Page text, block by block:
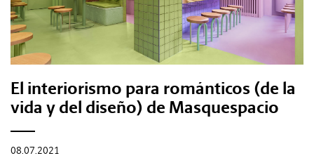
El interiorismo para románticos (de la
vida y del diseño) de Masquespacio
08.07.2021
#Gastro
#Caras
#Diseño